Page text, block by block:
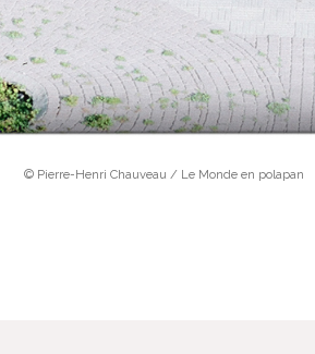
© Pierre-Henri Chauveau / Le Monde en polapan